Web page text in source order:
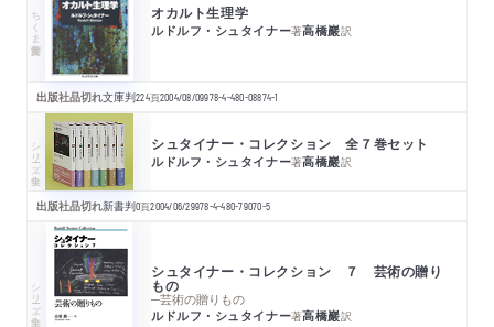
ちくま学芸文庫 オカルト生理学
ルドルフ・シュタイナー著高橋巖訳
出版社品切れ文庫判224頁2004/08/09978-4-480-08874-1
シリーズ・全集 シュタイナー・コレクション 全７巻セット
ルドルフ・シュタイナー著高橋巖訳
出版社品切れ新書判0頁2004/06/29978-4-480-79070-5
シリーズ・全集
シュタイナー・コレクション ７ 芸術の贈り
もの
─芸術の贈りもの
ルドルフ・シュタイナー著高橋巖訳